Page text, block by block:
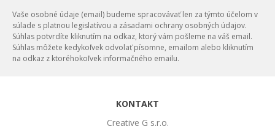
Vaše osobné údaje (email) budeme spracovávať len za týmto účelom v
súlade s platnou legislatívou a zásadami ochrany osobných údajov.
Súhlas potvrdíte kliknutím na odkaz, ktorý vám pošleme na váš email.
Súhlas môžete kedykoľvek odvolať písomne, emailom alebo kliknutím
na odkaz z ktoréhokoľvek informačného emailu.
KONTAKT
Creative G s.r.o.